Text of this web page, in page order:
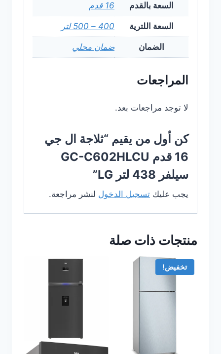
السعة بالقدم 16 قدم
السعة اللترية 400 – 500 لتر
الضمان ضمان محلي
المراجعات
لا توجد مراجعات بعد.
كن أول من يقيم “ثلاجة ال جي
16 قدم GC-C602HLCU
سيلفر 438 لتر LG”
يجب عليك تسجيل الدخول لنشر مراجعة.
منتجات ذات صلة
تخفيض!